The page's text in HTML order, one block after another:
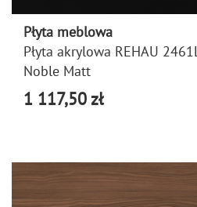
Płyta meblowa
Płyta akrylowa REHAU 2461L
Noble Matt
1 117,50 zł